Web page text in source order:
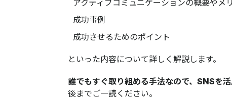
アクティブコミュニケーションの概要やメ
成功事例
成功させるためのポイント
といった内容について詳しく解説します。
誰でもすぐ取り組める手法なので、SNSを
後までご一読ください。